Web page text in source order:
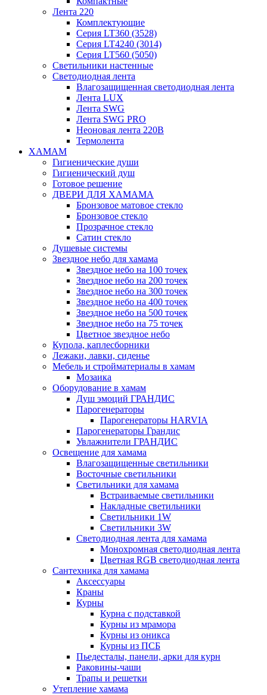
Лента 220
Комплектующие
Серия LT360 (3528)
Серия LT4240 (3014)
Серия LT560 (5050)
Светильники настенные
Светодиодная лента
Влагозащищенная светодиодная лента
Лента LUX
Лента SWG
Лента SWG PRO
Неоновая лента 220В
Термолента
ХАМАМ
Гигиенические души
Гигиенический душ
Готовое решение
ДВЕРИ ДЛЯ ХАМАМА
Бронзовое матовое стекло
Бронзовое стекло
Прозрачное стекло
Сатин стекло
Душевые системы
Звездное небо для хамама
Звездное небо на 100 точек
Звездное небо на 200 точек
Звездное небо на 300 точек
Звездное небо на 400 точек
Звездное небо на 500 точек
Звездное небо на 75 точек
Цветное звездное небо
Купола, каплесборники
Лежаки, лавки, сиденье
Мебель и стройматериалы в хамам
Мозаика
Оборудование в хамам
Душ эмоций ГРАНДИС
Парогенераторы
Парогенераторы HARVIA
Парогенераторы Грандис
Увлажнители ГРАНДИС
Освещение для хамама
Влагозащищенные светильники
Восточные светильники
Светильники для хамама
Встраиваемые светильники
Накладные светильники
Светильники 1W
Светильники 3W
Светодиодная лента для хамама
Монохромная светодиодная лента
Цветная RGB светодиодная лента
Сантехника для хамама
Аксессуары
Краны
Курны
Курна с подставкой
Курны из мрамора
Курны из оникса
Курны из ПСБ
Пьедесталы, панели, арки для курн
Раковины-чаши
Трапы и решетки
Утепление хамама